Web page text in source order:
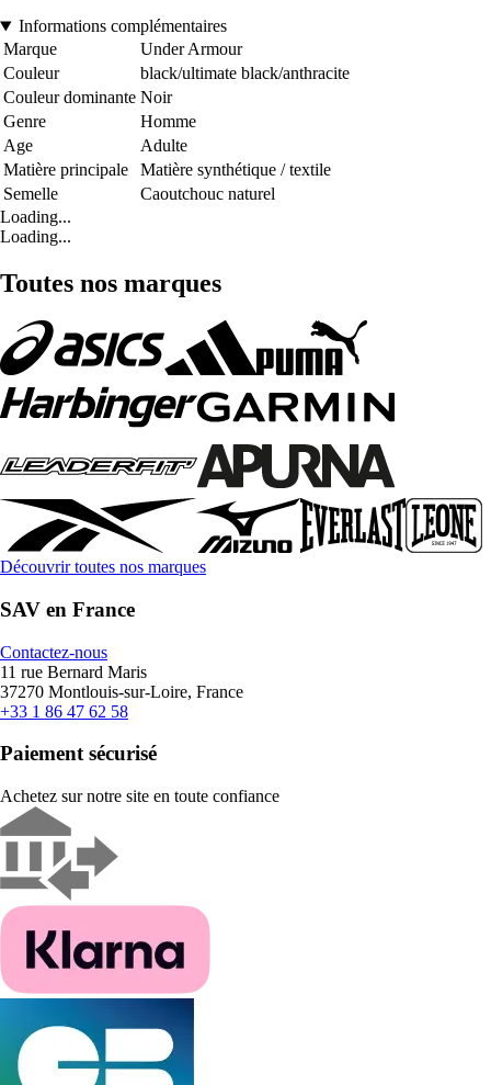
Informations complémentaires
Marque
Under Armour
Couleur
black/ultimate black/anthracite
Couleur dominante Noir
Genre
Homme
Age
Adulte
Matière principale
Matière synthétique / textile
Semelle
Caoutchouc naturel
Loading...
Loading...
Toutes nos marques
Découvrir toutes nos marques
SAV en France
Contactez-nous
11 rue Bernard Maris
37270 Montlouis-sur-Loire, France
+33 1 86 47 62 58
Paiement sécurisé
Achetez sur notre site en toute confiance